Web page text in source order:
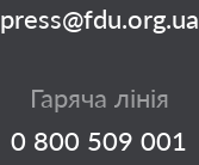
press@fdu.org.ua
Гаряча лінія
0 800 509 001